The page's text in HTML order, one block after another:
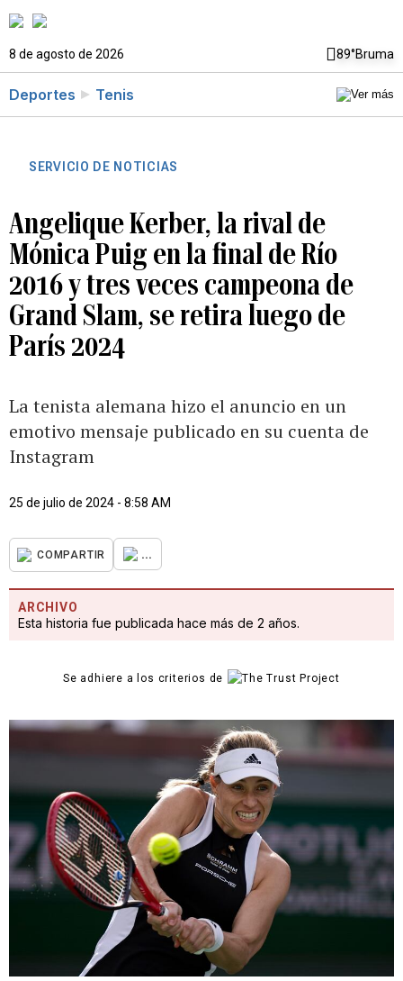
8 de agosto de 2026 89°Bruma
Deportes Tenis
SERVICIO DE NOTICIAS
Angelique Kerber, la rival de
Mónica Puig en la final de Río
2016 y tres veces campeona de
Grand Slam, se retira luego de
París 2024
La tenista alemana hizo el anuncio en un
emotivo mensaje publicado en su cuenta de
Instagram
25 de julio de 2024 - 8:58 AM
COMPARTIR ...
ARCHIVO
Esta historia fue publicada hace más de 2 años.
Se adhiere a los criterios de